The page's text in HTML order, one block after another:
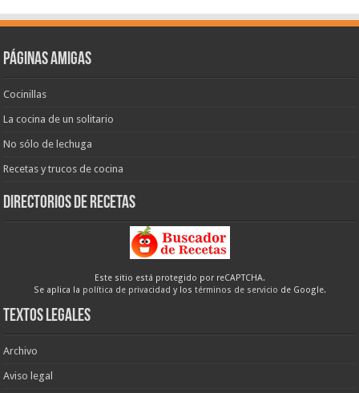
Páginas amigas
Cocinillas
La cocina de un solitario
No sólo de lechuga
Recetas y trucos de cocina
Directorios de recetas
Este sitio está protegido por reCAPTCHA.
Se aplica la política de privacidad y los términos de servicio de Google.
Textos legales
Archivo
Aviso legal